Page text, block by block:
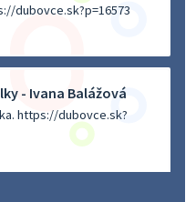
dubovce.sk?p=16573
- Ivana Balážová
https://dubovce.sk?